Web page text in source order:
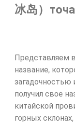
冰岛）
Представляем
название,
загадочностью
получил свое
китайской
горных